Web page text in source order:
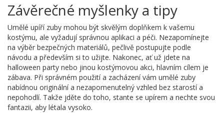
Závěrečné myšlenky a tipy
Umělé upíří zuby mohou být skvělým doplňkem k vašemu
kostýmu, ale vyžadují správnou aplikaci a péči. Nezapomínejte
na výběr bezpečných materiálů, pečlivě postupujte podle
návodu a především si to užijte. Nakonec, ať už jdete na
halloween party nebo jinou kostýmovou akci, hlavním cílem je
zábava. Při správném použití a zacházení vám umělé zuby
nabídnou originální a nezapomenutelný vzhled bez starostí a
nepohodlí. Takže jděte do toho, stante se upírem a nechte svou
fantazii, aby létala vysoko.